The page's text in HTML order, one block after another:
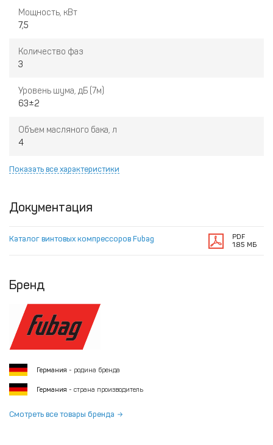
Мощность, кВт
7,5
Количество фаз
3
Уровень шума, дБ (7м)
63±2
Объем масляного бака, л
4
Показать все характеристики
Документация
Каталог винтовых компрессоров Fubag
PDF
1.85 МБ
Бренд
Германия - родина бренда
Германия - страна производитель
Смотреть все товары бренда